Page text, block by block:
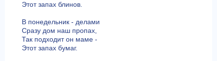
Этот запах блинов.
В понедельник - делами
Сразу дом наш пропах,
Так подходит он маме -
Этот запах бумаг.